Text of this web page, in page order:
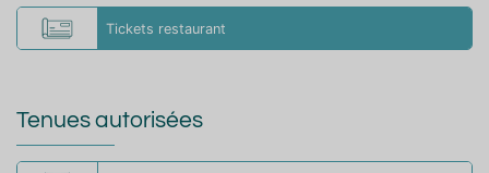
Tickets restaurant
Tenues autorisées